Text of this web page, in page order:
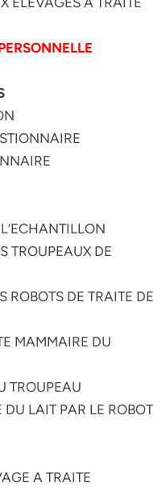
TROUPEAUX DE
ROBOTS DE TRAITE DE
MAMMAIRE DU
TROUPEAU
LAIT PAR LE ROBOT
A TRAITE